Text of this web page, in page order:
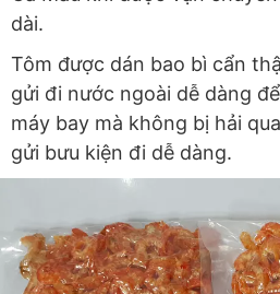
dài.
Tôm được dán bao bì cẩn
gửi đi nước ngoài dễ dàng
máy bay mà không bị hải
gửi bưu kiện đi dễ dàng.